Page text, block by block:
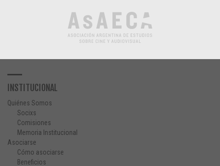
INSTITUCIONAL
Quiénes Somos
Socixs
Comisiones
Memoria Institucional
Asociarse
Cómo asociarse
Beneficios